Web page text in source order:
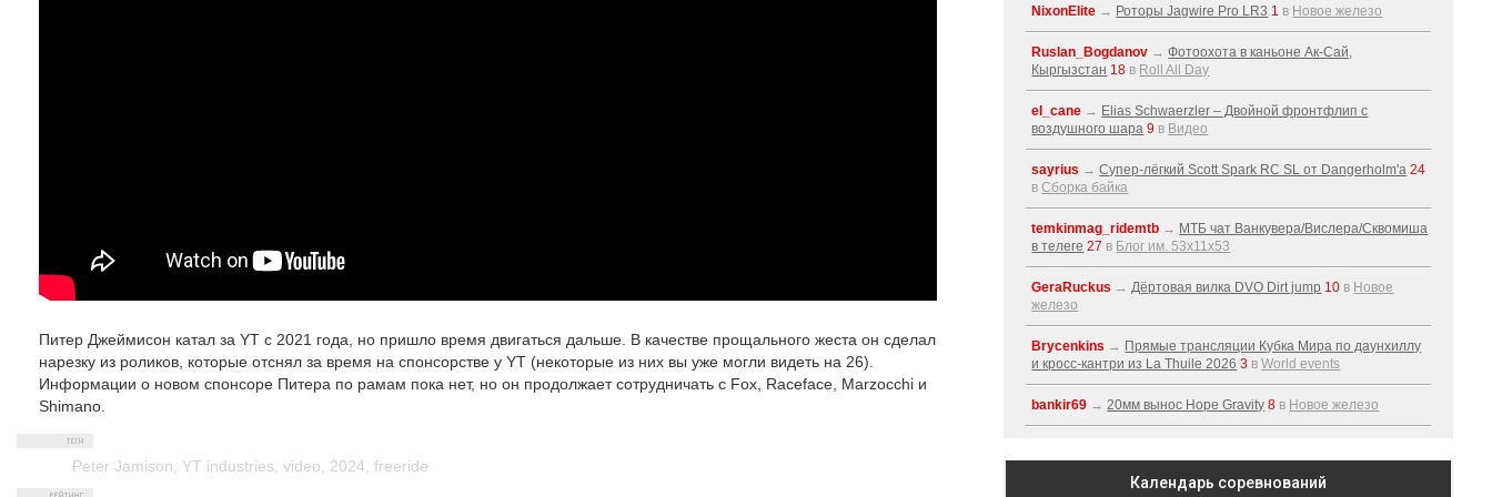
Питер Джеймисон катал за YT с 2021 года, но пришло время двигаться дальше. В качестве прощального жеста он сделал
нарезку из роликов, которые отснял за время на спонсорстве у YT (некоторые из них вы уже могли видеть на 26).
Информации о новом спонсоре Питера по рамам пока нет, но он продолжает сотрудничать с Fox, Raceface, Marzocchi и
Shimano.
Peter Jamison YT industries video 2024 freeride
NixonElite → Роторы Jagwire Pro LR3 1 в Новое железо
Ruslan_Bogdanov →Фотоохота в каньоне Ак-Cай,
Кыргызстан 18 в Roll All Day
el_cane → Elias Schwaerzler – Двойной фронтфлип с
воздушного шара 9 в Видео
sayrius →Супер-лёгкий Scott Spark RC SL от Dangerholm'a 24
вСборка байка
temkinmag_ridemtb → МТБ чат Ванкувера/Вислера/Сквомиша
в телеге 27 в Блог им. 53x11x53
GeraRuckus →Дёртовая вилка DVO Dirt jump 10 в Новое
железо
Brycenkins → Прямые трансляции Кубка Мира по даунхиллу
и кросс-кантри из La Thuile 2026 3 вWorld events
bankir69 →20мм вынос Hope Gravity 8 в Новое железо